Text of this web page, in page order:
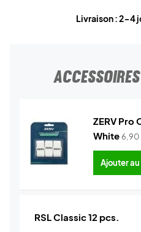
Livraison : 2-4
ZERV
White6,90
Ajouter
RSL Classic 12 pcs.